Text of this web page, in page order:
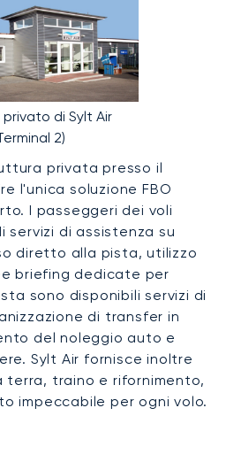
privato di Sylt Air
2)
privata presso il
l'unica soluzione FBO
I passeggeri dei voli
servizi di assistenza su
diretto alla pista, utilizzo
briefing dedicate per
sono disponibili servizi di
di transfer in
del noleggio auto e
Sylt Air fornisce inoltre
terra, traino e rifornimento,
impeccabile per ogni volo.